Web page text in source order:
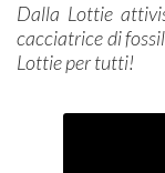
Dalla Lottie
cacciatrice di
Lottie per tutti!